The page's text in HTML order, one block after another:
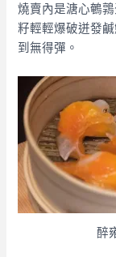
燒賣內是溏心鵪
籽輕輕爆破迸發
到無得彈。
醉